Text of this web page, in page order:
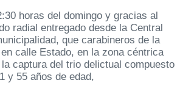
horas del domingo y gracias al
radial entregado desde la Central
que carabineros de la
calle Estado, en la zona céntrica
captura del trio delictual compuesto
y 55 años de edad,